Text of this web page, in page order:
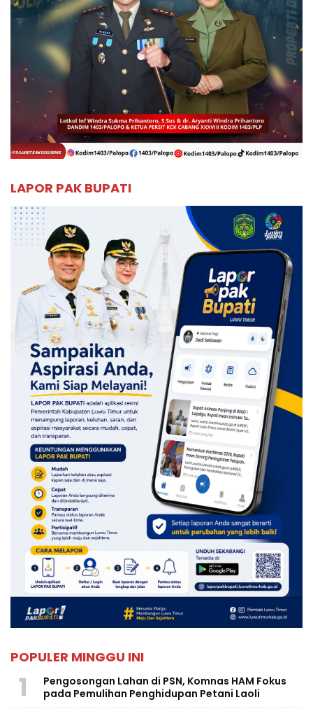
LAPOR PAK BUPATI
POPULER MINGGU INI
1
Pengosongan Lahan di PSN, Komnas HAM Fokus
pada Pemulihan Penghidupan Petani Laoli